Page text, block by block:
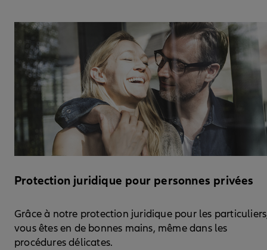
Protection juridique pour personnes privées
Grâce à notre protection juridique pour les
vous êtes en de bonnes mains, même dans les
procédures délicates.